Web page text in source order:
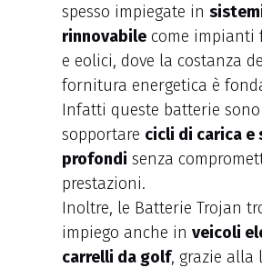
spesso impiegate in
rinnovabile come impianti
e eolici, dove la costanza
fornitura energetica è
Infatti queste batterie
sopportare cicli di carica e
profondi senza
prestazioni.
Inoltre, le Batterie Trojan
impiego anche in veicoli
carrelli da golf, grazie alla